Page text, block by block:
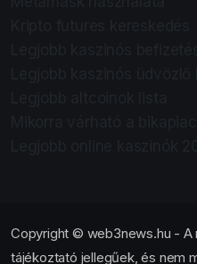
Copyright © web3news.hu -
tájékoztató jellegűek, és nem